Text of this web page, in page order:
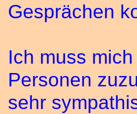
Gesprächen
Ich muss
Personen
sehr